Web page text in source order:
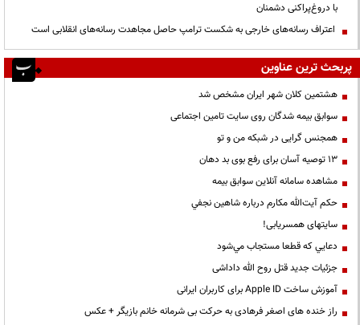
با دروغ‌پراکنی دشمنان
اعتراف رسانه‌های خارجی به شکست ترامپ حاصل مجاهدت رسانه‌های انقلابی است
پربحث ترین عناوین
هشتمین کلان شهر ایران مشخص شد
سوابق بیمه شدگان روی سایت تامین اجتماعی
همجنس گرایی در شبکه من و تو
13 توصیه آسان برای رفع بوی بد دهان
مشاهده سامانه آنلاين سوابق بیمه
حكم آيت‌الله مكارم درباره شاهين نجفي
سایتهای همسریابی!
دعايي كه قطعا مستجاب مي‌شود
جزئیات جدید قتل روح الله داداشی
آموزش ساخت Apple ID برای کاربران ایرانی
راز خنده های اصغر فرهادی به حرکت بی شرمانه خانم بازیگر + عکس